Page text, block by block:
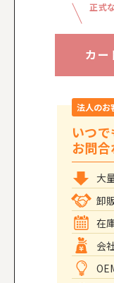
正式
カー
法人のお
いつ
お問
大
卸
在
会